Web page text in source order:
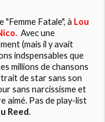
"Femme Fatale", à Lou
Avec une
(mais il y avait
indspensables que
millions de chansons
de star sans son
sans narcissisme et
aimé. Pas de play-list
Reed.